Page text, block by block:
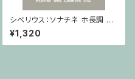
シベリウス：ソナチネ ホ長調 O
p.80 / ヴァイオリンとピアノ
¥1,320